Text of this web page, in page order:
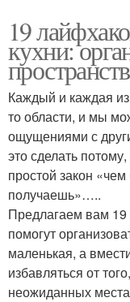
19
кухни:
Каждый и каждая
то области, и мы
ощущениями с
это сделать
простой закон
получаешь»…..
Предлагаем вам
помогут
маленькая, а
избавляться от
неожиданных